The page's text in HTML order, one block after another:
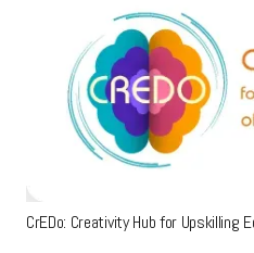
CrEDo: Creativity Hub for Upskilling